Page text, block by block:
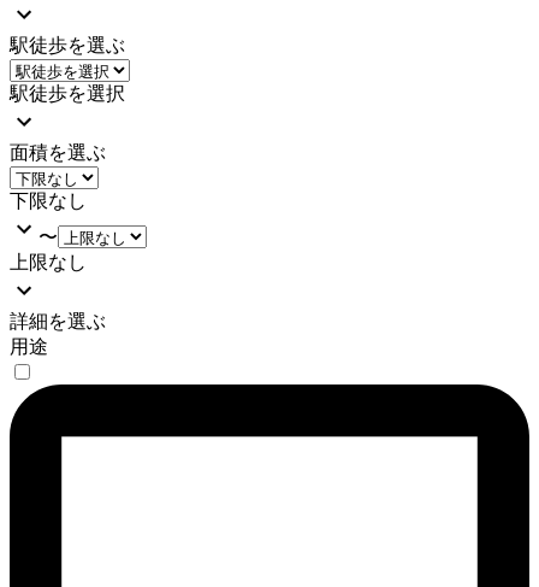
駅徒歩を選ぶ
駅徒歩を選択
面積を選ぶ
下限なし
〜
上限なし
詳細を選ぶ
用途